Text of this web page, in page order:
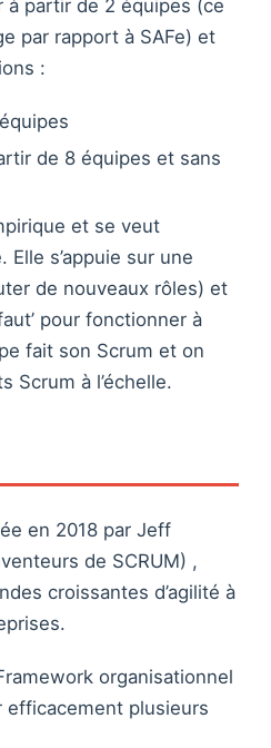
à partir de 2 équipes (ce
par rapport à SAFe) et
:
de 8 équipes et sans
et se veut
s’appuie sur une
de nouveaux rôles) et
pour fonctionner à
fait son Scrum et on
Scrum à l’échelle.
en 2018 par Jeff
de SCRUM) ,
croissantes d’agilité à
organisationnel
efficacement plusieurs